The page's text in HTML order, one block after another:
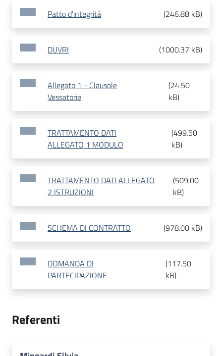
Patto d'integrità (246.88 kB)
DUVRI (1000.37 kB)
Allegato 1 - Clausole
Vessatorie
(24.50
kB)
TRATTAMENTO DATI
ALLEGATO 1 MODULO
(499.50
kB)
TRATTAMENTO DATI ALLEGATO
2 ISTRUZIONI
(509.00
kB)
SCHEMA DI CONTRATTO (978.00 kB)
DOMANDA DI
PARTECIPAZIONE
(117.50
kB)
Referenti